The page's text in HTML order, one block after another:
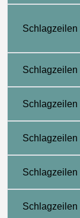
Schlagzeilen
Schlagzeilen
Schlagzeilen
Schlagzeilen
Schlagzeilen
Schlagzeilen